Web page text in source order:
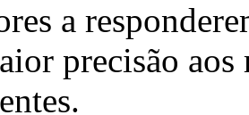
a
precisão